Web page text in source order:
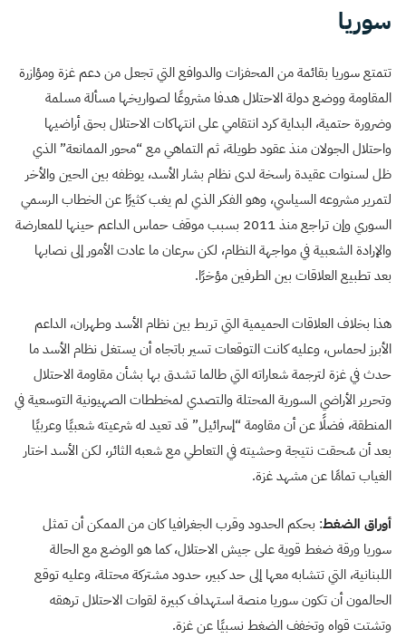
سوريا
تتمتع سوريا بقائمة من المحفزات والدوافع التي تجعل من دعم غزة ومؤازرة
المقاومة ووضع دولة الاحتلال هدفا مشروعًا لصواريخها مسألة مسلمة
وضرورة حتمية، البداية كرد انتقامي على انتهاكات الاحتلال بحق أراضيها
واحتلال الجولان منذ عقود طويلة، ثم التماهي مع “محور الممانعة” الذي
ظل لسنوات عقيدة راسخة لدى نظام بشار الأسد، يوظفه بين الحين والأخر
لتمرير مشروعه السياسي، وهو الفكر الذي لم يغب كثيرًا عن الخطاب الرسمي
السوري وإن تراجع منذ 2011 بسبب موقف حماس الداعم حينها للمعارضة
والإرادة الشعبية في مواجهة النظام، لكن سرعان ما عادت الأمور إلى نصابها
بعد تطبيع العلاقات بين الطرفين مؤخرًا.
هذا بخلاف العلاقات الحميمية التي تربط بين نظام الأسد وطهران، الداعم
الأبرز لحماس، وعليه كانت التوقعات تسير باتجاه أن يستغل نظام الأسد ما
حدث في غزة لترجمة شعاراته التي طالما تشدق بها بشأن مقاومة الاحتلال
وتحرير الأراضي السورية المحتلة والتصدي لمخططات الصهيونية التوسعية في
المنطقة، فضلًا عن أن مقاومة “إسرائيل” قد تعيد له شرعيته شعبيًا وعربيًا
بعد أن سُحقت نتيجة وحشيته في التعاطي مع شعبه الثائر، لكن الأسد اختار
الغياب تمامًا عن مشهد غزة.
أوراق الضغط: بحكم الحدود وقرب الجغرافيا كان من الممكن أن تمثل
سوريا ورقة ضغط قوية على جيش الاحتلال، كما هو الوضع مع الحالة
اللبنانية، التي تتشابه معها إلى حد كبير، حدود مشتركة محتلة، وعليه توقع
الحالمون أن تكون سوريا منصة استهداف كبيرة لقوات الاحتلال ترهقه
وتشتت قواه وتخفف الضغط نسبيًا عن غزة.